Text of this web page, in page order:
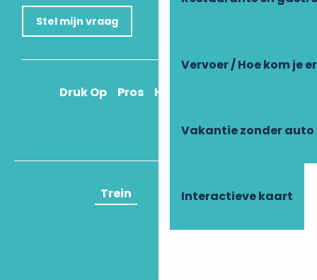
Vervoer / Hoe kom je
Vakantie zonder auto
Interactieve kaart
Stel mijn vraag
Druk Op Pros Hoe kom ik daar?
Trein Vliegtuig